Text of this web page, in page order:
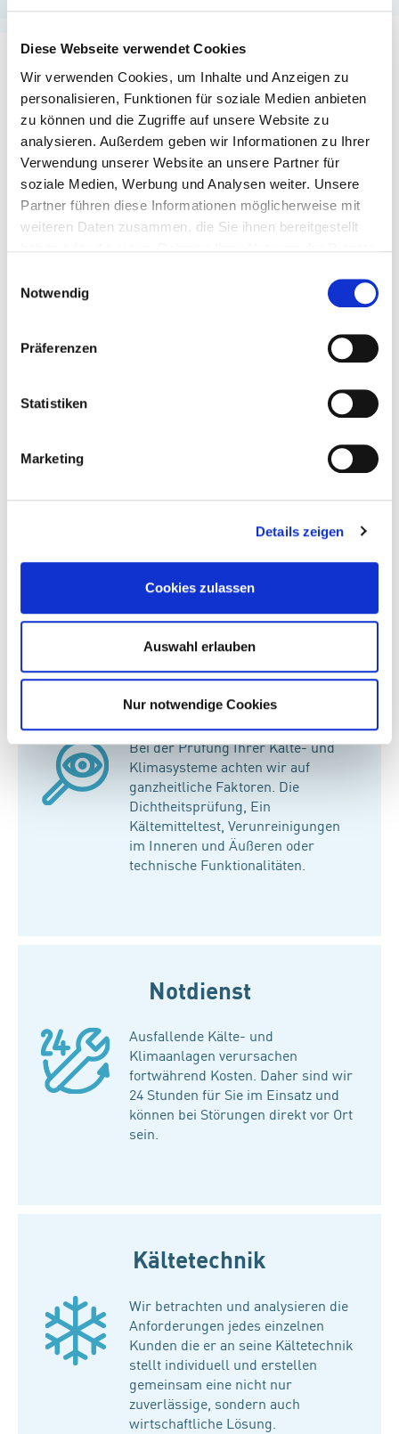
Diese Webseite verwendet Cookies
Wir verwenden Cookies, um Inhalte und Anzeigen zu
personalisieren, Funktionen für soziale Medien anbieten
zu können und die Zugriffe auf unsere Website zu
analysieren. Außerdem geben wir Informationen zu Ihrer
Verwendung unserer Website an unsere Partner für
soziale Medien, Werbung und Analysen weiter. Unsere
Partner führen diese Informationen möglicherweise mit
weiteren Daten zusammen, die Sie ihnen bereitgestellt
Notwendig
Präferenzen
Statistiken
Marketing
Details zeigen
Cookies zulassen
Auswahl erlauben
Nur notwendige Cookies
UNSERE LEISTUNGEN FÜR IHRE
KÄLTETECHNIK
Reparatur
elektronische Bauteile - auch im
Eine fachgerechte Wartung spart
Energieeffizienz, verhindern
Regelmäßige Checks
Bei der Prüfung Ihrer Kälte- und
Klimasysteme achten wir auf
ganzheitliche Faktoren. Die
Dichtheitsprüfung, Ein
Kältemitteltest, Verunreinigungen
im Inneren und Äußeren oder
technische Funktionalitäten.
Notdienst
Ausfallende Kälte- und
Klimaanlagen verursachen
fortwährend Kosten. Daher sind wir
24 Stunden für Sie im Einsatz und
können bei Störungen direkt vor Ort
sein.
Kältetechnik
Wir betrachten und analysieren die
Anforderungen jedes einzelnen
Kunden die er an seine Kältetechnik
stellt individuell und erstellen
gemeinsam eine nicht nur
zuverlässige, sondern auch
wirtschaftliche Lösung.